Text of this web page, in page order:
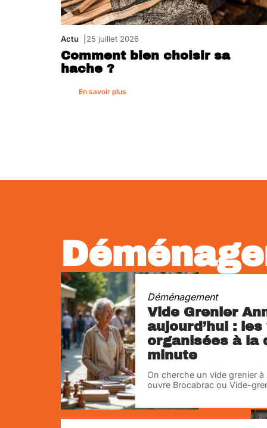
Actu 25 juillet 2026
Comment bien choisir sa
hache ?
En savoir plus
Déménagement
Vide Grenier
aujourd’hui :
organisées à la
minute
On cherche un vide grenier
ouvre Brocabrac ou Vide-